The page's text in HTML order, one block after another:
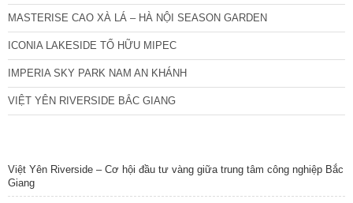
MASTERISE CAO XÀ LÁ – HÀ NỘI SEASON GARDEN
ICONIA LAKESIDE TỐ HỮU MIPEC
IMPERIA SKY PARK NAM AN KHÁNH
VIỆT YÊN RIVERSIDE BẮC GIANG
Việt Yên Riverside – Cơ hội đầu tư vàng giữa trung tâm công nghiệp Bắc
Giang